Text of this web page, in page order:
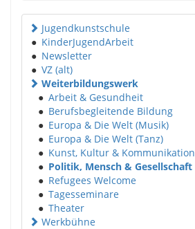
Jugendkunstschule
● KinderJugendArbeit
● Newsletter
● VZ (alt)
Weiterbildungswerk
● Arbeit & Gesundheit
● Berufsbegleitende Bildung
● Europa & Die Welt (Musik)
● Europa & Die Welt (Tanz)
● Kunst, Kultur & Kommunikation
● Politik, Mensch & Gesellschaft
● Refugees Welcome
● Tagesseminare
● Theater
Werkbühne